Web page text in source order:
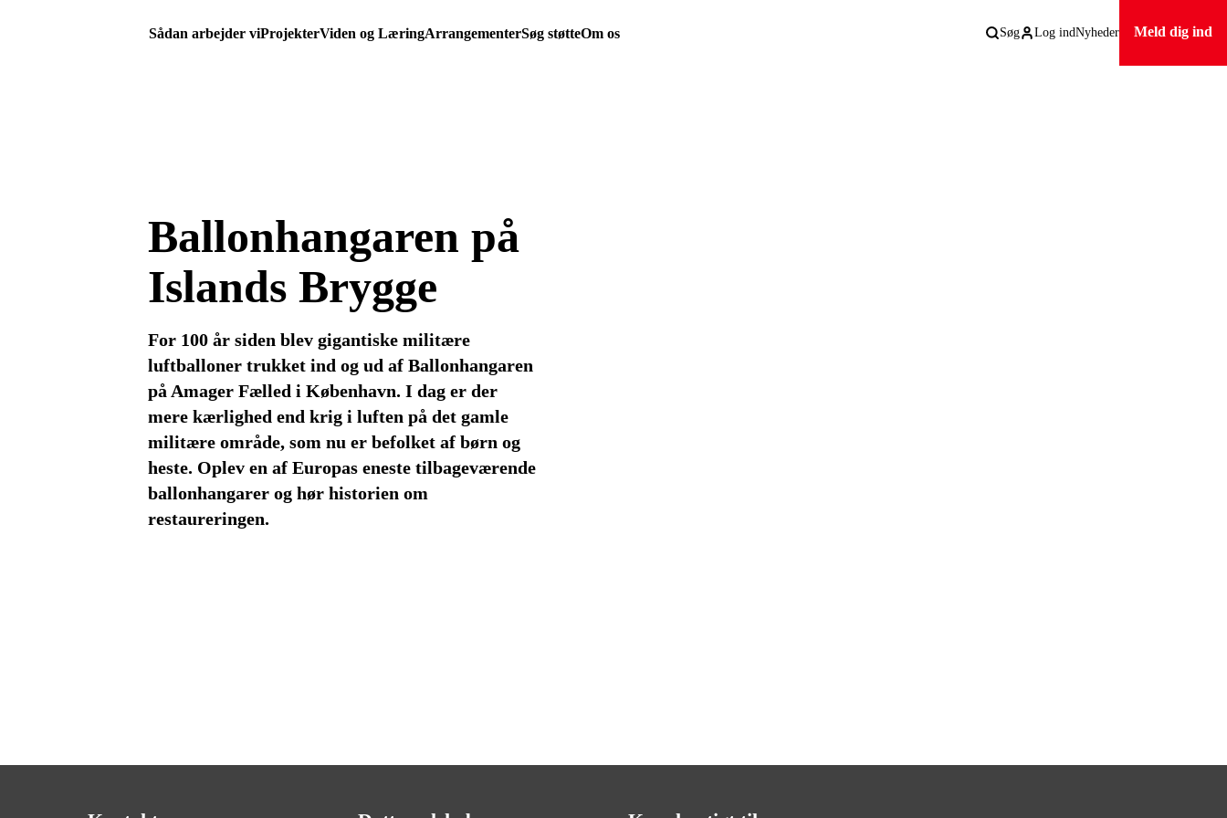
Sådan arbejder viProjekterViden og LæringArrangementerSøg støtteOm os Søg Log indNyheder Meld dig ind
Ballonhangaren på
Islands Brygge
For 100 år siden blev gigantiske militære
luftballoner trukket ind og ud af Ballonhangaren
på Amager Fælled i København. I dag er der
mere kærlighed end krig i luften på det gamle
militære område, som nu er befolket af børn og
heste. Oplev en af Europas eneste tilbageværende
ballonhangarer og hør historien om
restaureringen.